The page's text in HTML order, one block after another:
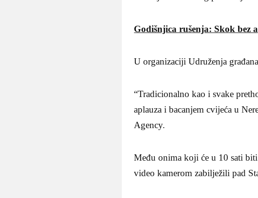
Godišnjica rušenja: Skok bez
U organizaciji Udruženja
“Tradicionalno kao i svake
aplauza i bacanjem cvijeća u
Agency.
Među onima koji će u 10 sati
video kamerom zabilježili pad